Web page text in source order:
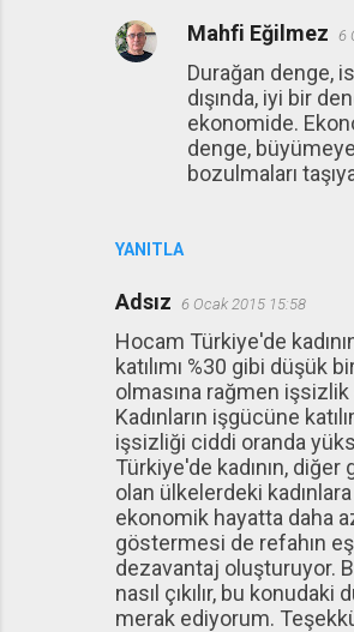
YANITLA
Mahfi Eğilmez 6
Durağan denge,
dışında, iyi bir
ekonomide.
denge,
bozulmaları
Adsız 6 Ocak 2015 15:58
Hocam Türkiye'de
katılımı %30 gibi düşük
olmasına rağmen işsizlik
Kadınların işgücüne
işsizliği ciddi oranda
Türkiye'de kadının,
olan ülkelerdeki kadınlara
ekonomik hayatta daha
göstermesi de refahın
dezavantaj oluşturuyor.
nasıl çıkılır, bu
merak ediyorum.